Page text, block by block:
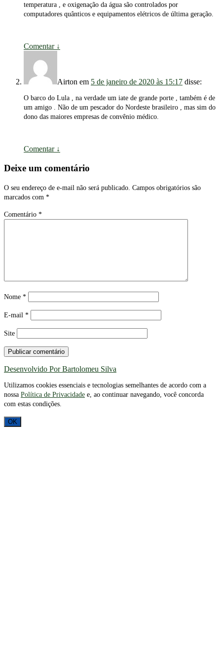
temperatura , e oxigenação da água são controlados por
computadores quânticos e equipamentos elétricos de última geração.
Comentar ↓
Airton em 5 de janeiro de 2020 às 15:17 disse:
O barco do Lula , na verdade um iate de grande porte , também é de
um amigo . Não de um pescador do Nordeste brasileiro , mas sim do
dono das maiores empresas de convênio médico.
Comentar ↓
Deixe um comentário
O seu endereço de e-mail não será publicado. Campos obrigatórios são
marcados com *
Comentário *
Nome *
E-mail *
Site
Desenvolvido Por Bartolomeu Silva
Utilizamos cookies essenciais e tecnologias semelhantes de acordo com a
nossa Política de Privacidade e, ao continuar navegando, você concorda
com estas condições.
OK